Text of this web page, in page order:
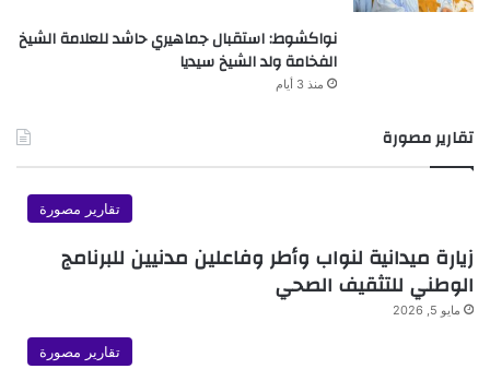
نواكشوط: استقبال جماهيري حاشد للعلامة الشيخ
الفخامة ولد الشيخ سيديا
منذ 3 أيام
تقارير مصورة
تقارير مصورة
زيارة ميدانية لنواب وأطر وفاعلين مدنيين للبرنامج
الوطني للتثقيف الصحي
مايو 5, 2026
تقارير مصورة